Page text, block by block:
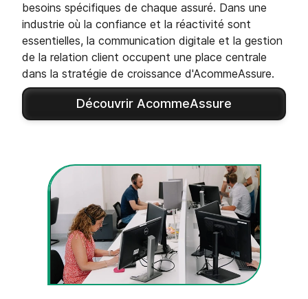
besoins spécifiques de chaque assuré. Dans une
industrie où la confiance et la réactivité sont
essentielles, la communication digitale et la gestion
de la relation client occupent une place centrale
dans la stratégie de croissance d'AcommeAssure.
Découvrir AcommeAssure